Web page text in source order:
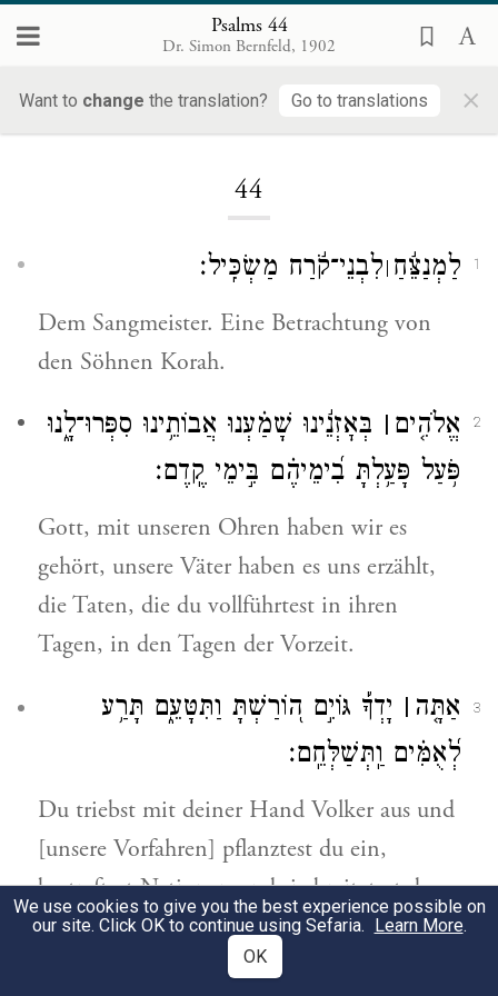
Psalms 44
Dr. Simon Bernfeld, 1902
Want to change the translation? Go to translations ×
44
1 לַמְנַצֵּ֬חַ ׀לִבְנֵי־קֹ֬רַח מַשְׂכִּֽיל׃
Dem Sangmeister. Eine Betrachtung von
den Söhnen Korah.
2 אֱלֹהִ֤ים ׀ בְּאׇזְנֵ֬ינוּ שָׁמַ֗עְנוּ אֲבוֹתֵ֥ינוּ סִפְּרוּ־לָ֑נוּ
פֹּ֥עַל פָּעַ֥לְתָּ בִ֝ימֵיהֶ֗ם בִּ֣ימֵי קֶֽדֶם׃
Gott, mit unseren Ohren haben wir es
gehört, unsere Väter haben es uns erzählt,
die Taten, die du vollführtest in ihren
Tagen, in den Tagen der Vorzeit.
3 אַתָּ֤ה ׀ יָדְךָ֡ גּוֹיִ֣ם ה֭וֹרַשְׁתָּ וַתִּטָּעֵ֑ם תָּרַ֥ע
לְ֝אֻמִּ֗ים וַֽתְּשַׁלְּחֵֽם׃
Du triebst mit deiner Hand Volker aus und
[unsere Vorfahren] pflanztest du ein,
bestraftest Nationen und sie breitetest du
aus.
We use cookies to give you the best experience possible on
our site. Click OK to continue using Sefaria. Learn More.
OK